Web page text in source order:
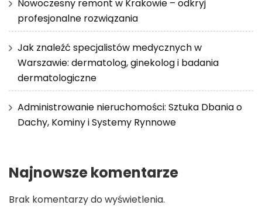
Nowoczesny remont w Krakowie – odkryj
profesjonalne rozwiązania
Jak znaleźć specjalistów medycznych w
Warszawie: dermatolog, ginekolog i badania
dermatologiczne
Administrowanie nieruchomości: Sztuka Dbania o
Dachy, Kominy i Systemy Rynnowe
Najnowsze komentarze
Brak komentarzy do wyświetlenia.